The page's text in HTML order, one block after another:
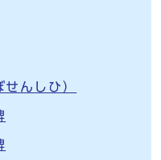
んしひ）